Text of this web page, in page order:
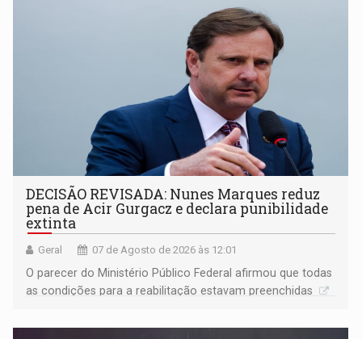
DECISÃO REVISADA: Nunes Marques reduz
pena de Acir Gurgacz e declara punibilidade
extinta
Geral 07 de Agosto de 2026 às 12:01
O parecer do Ministério Público Federal afirmou que todas
as condições para a reabilitação estavam preenchidas